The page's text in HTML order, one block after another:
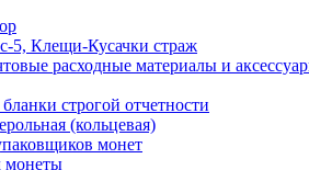
5, Клещи-Кусачки страж
расходные материалы и
строгой отчетности
(кольцевая)
монет